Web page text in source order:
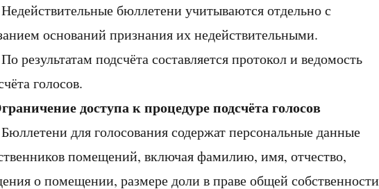
бюллетени учитываются отдельно с
оснований признания их недействительными.
результатам подсчёта составляется протокол и ведомость
голосов.
доступа к процедуре подсчёта голосов
для голосования содержат персональные данные
помещений, включая фамилию, имя, отчество,
о помещении, размере доли в праве общей собственности